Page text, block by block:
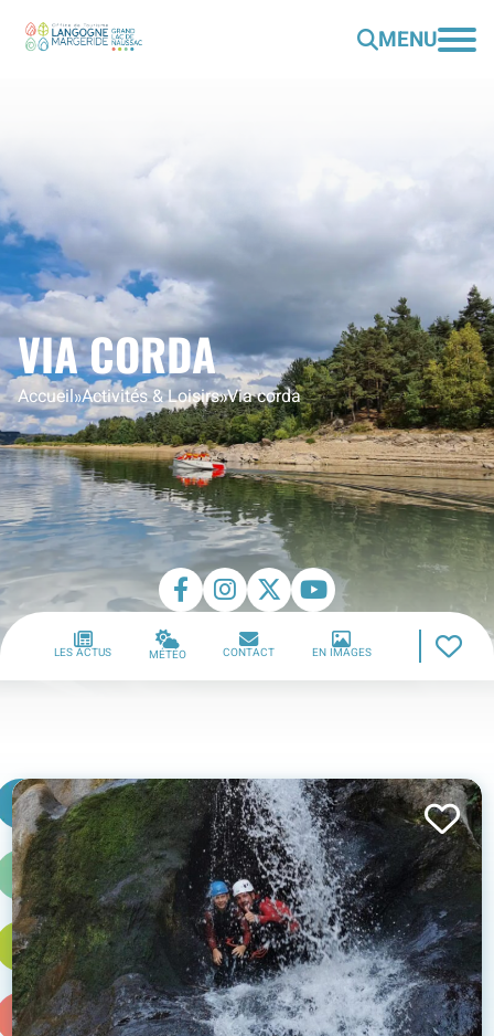
MENU
VIA CORDA
Accueil»Activités & Loisirs»Via corda
LES ACTUS MÉTÉO CONTACT EN IMAGES